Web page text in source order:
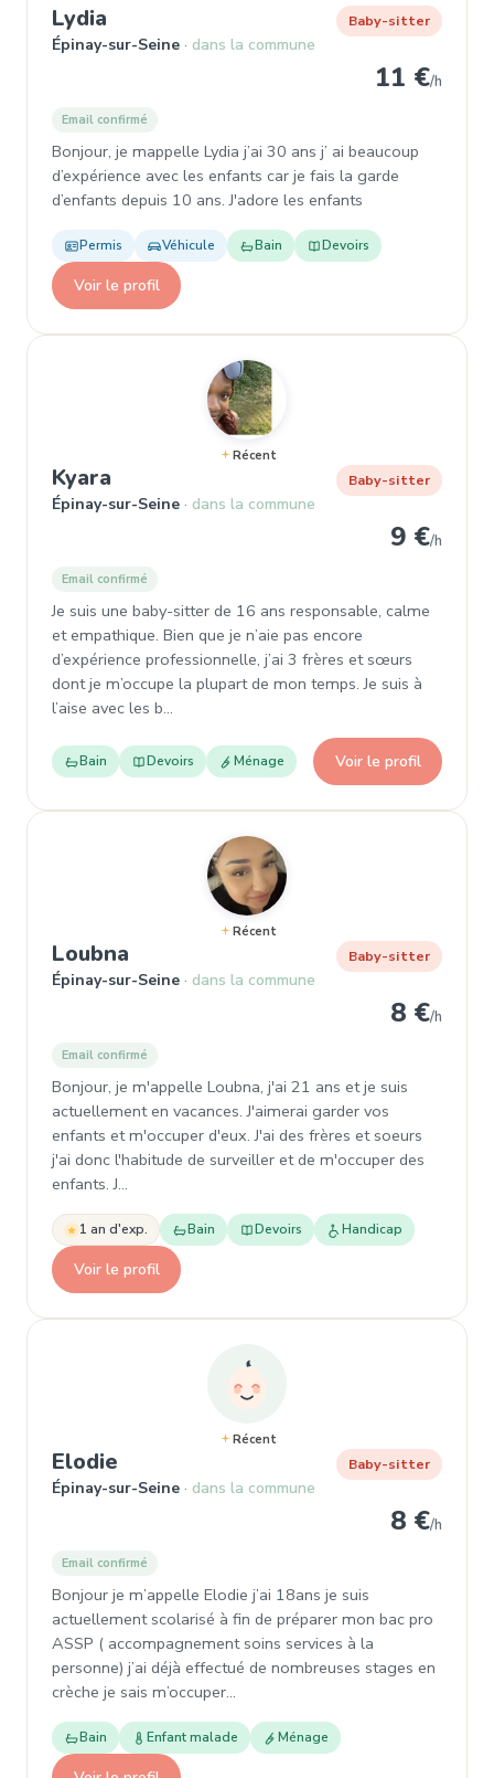
Lydia , Baby-sitter à Épinay-sur-Seine
Épinay-sur-Seine dans la commune
Baby-sitter
11 €/h
Email confirmé
Bonjour, je mappelle Lydia j’ai 30 ans j’ ai beaucoup
d’expérience avec les enfants car je fais la garde
d’enfants depuis 10 ans. J'adore les enfants
Permis Véhicule Bain Devoirs
Voir le profil
Récent
Kyara , Baby-sitter à Épinay-sur-Seine
Épinay-sur-Seine dans la commune
Baby-sitter
9 €/h
Email confirmé
Je suis une baby-sitter de 16 ans responsable, calme
et empathique. Bien que je n’aie pas encore
d’expérience professionnelle, j’ai 3 frères et sœurs
dont je m’occupe la plupart de mon temps. Je suis à
l’aise avec les b…
Bain Devoirs Ménage Voir le profil
Récent
Loubna , Baby-sitter à Épinay-sur-Seine
Épinay-sur-Seine dans la commune
Baby-sitter
8 €/h
Email confirmé
Bonjour, je m'appelle Loubna, j'ai 21 ans et je suis
actuellement en vacances. J'aimerai garder vos
enfants et m'occuper d'eux. J'ai des frères et soeurs
j'ai donc l'habitude de surveiller et de m'occuper des
enfants. J…
1 an d'exp. Bain Devoirs Handicap
Voir le profil
Récent
Elodie , Baby-sitter à Épinay-sur-Seine
Épinay-sur-Seine dans la commune
Baby-sitter
8 €/h
Email confirmé
Bonjour je m’appelle Elodie j’ai 18ans je suis
actuellement scolarisé à fin de préparer mon bac pro
ASSP ( accompagnement soins services à la
personne) j’ai déjà effectué de nombreuses stages en
crèche je sais m’occuper…
Bain Enfant malade Ménage